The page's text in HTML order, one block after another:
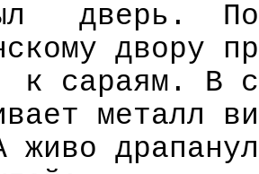
дверь.
По
двору
к сараям. В
металл
живо